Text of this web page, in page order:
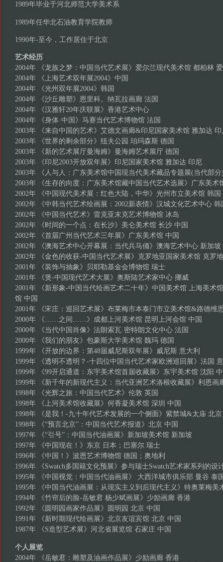
1989年毕业于河北师范大学美术系
1989年任华北石油教育学院教师
1990年-至今，工作居住于北京
艺术经历
2004年 《龙族之梦：中国当代艺术展》爱尔兰现代美术馆 都柏林
2004年 《上海艺术双年展2004》中国
2004年 《光州双年展2004》韩国
2004年 《沙丘雕塑》恩里科。纳瓦拉画廊 法国
2004年 《汉雅轩20年庆联展》香港艺术中心
2004年 《身体·中国》马赛当代艺术博物馆 法国
2003年 《来自中国的艺术》艾德文画廊&印尼国家美术馆 雅加达 印
2003年 《世界的剩余部分》纽夫公园 珀玛森斯 德国
2003年 《新的艺术展厅曼海姆》曼海姆艺术展厅 德国
2003年 《印尼2003开放双年展》印尼国家美术馆 雅加达 印尼
2003年 《人与人：广东美术馆中国现当代美术藏品专题展(当代部
2003年 《生存的向度：广东美术馆藏中国当代艺术选展》广东美术
2002年 《中国现代美术展：红色大陆，中华》光州市立美术馆 韩国
2002年 《中韩当代艺术绘画展：2002新表情》汉城文化艺术中心 韩
2002年 《中国当代艺术》雷克亚末克艺术博物馆 冰岛
2002年 《时间的一个点：在长沙》美仑美术馆 长沙 中国
2002年 《首届广州当代艺术三年展》广东美术馆 中国
2002年 《澳海艺术中心开幕展：当代兵马俑》澳海艺术中心 新加坡
2002年 《金色的收获-中国当代艺术展》克罗地亚国家美术馆 克罗
2001年 《装饰与抽象》贝耶勒基金会博物馆 瑞士
2001年 《煲-中国现代艺术大展》奥斯陆艺术家中心 挪威
2001年 《新形象-中国当代绘画艺术二十年》中国美术馆 上海美术
馆 中国
2001年 《宋庄：巡回艺术展》布莱梅市本泰门市立美术馆&路德维
2000年 《……之间……》成都上河美术馆 昆明上河会馆 中国
2000年 《当代中国肖像》法朗索瓦·密特朗文化中心 法国
2000年 《我们的朋友》包豪斯大学美术馆 魏玛 德国
1999年 《开放的边界：第48届威尼斯双年展》威尼斯 意大利
1999年 《透明不透明？-十四位中国当代艺术家欧洲巡回展》法国
1999年 《99开启通道：东宇美术馆首届收藏展》东宇美术馆 沈阳
1999年 《新千年的新现代主义：当代亚洲艺术洛根收藏展》利恩画
1998年 《光辉之旅：中国当代艺术》伦敦 英国
1998年 《上河美术馆收藏展》何香凝美术馆 深圳 中国
1998年 《是我！-九十年代艺术发展的一个侧面》紫禁城&太庙 北
1998年 《“预言北京”：中国当代艺术报道》北京 中国
1997年 《“引号”：中国当代油画展》新加坡美术馆 新加坡
1997年 《中国现在！》东京 日本；巴塞尔 瑞士
1996年 《中国！》波恩艺术博物馆 德国；奥地利
1996年 《Swatch多国籍文化预展》参与瑞士Swatch艺术家系列的设
1995年 《中国视觉：中国当代油画展》 大西洋城市俱乐部 曼谷 泰
1995年 《中国当代油画展：从现实主义到后现代主义》特奥莱梅美
1994年 《竹帘后的脸-岳敏君 杨少斌画展》少励画廊 香港
1992年 《圆明园画家作品展》圆明园 北京 中国
1991年 《新时期现代绘画展》北京友谊宾馆 北京 中国
1987年 《S造型艺术展》河北省展览馆 石家庄 中国
个人展览
2004年 《岳敏君：雕塑及油画作品展》少励画廊 香港